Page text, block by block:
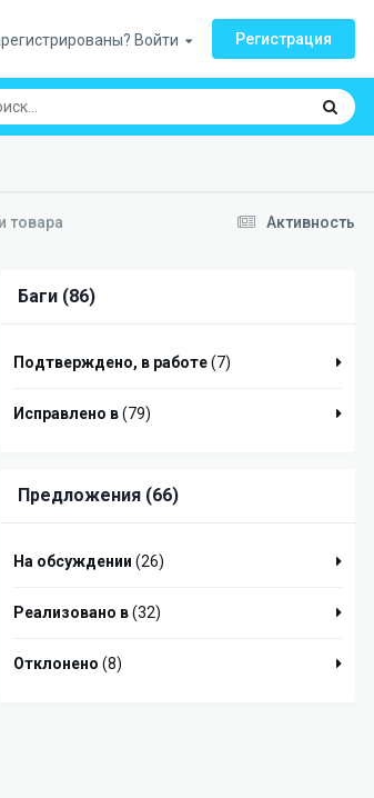
Войти Регистрация
Активность
товара
Баги (86)
Подтверждено, в работе(7)
Исправлено в(79)
Предложения (66)
На обсуждении (26)
Реализовано в(32)
Отклонено (8)